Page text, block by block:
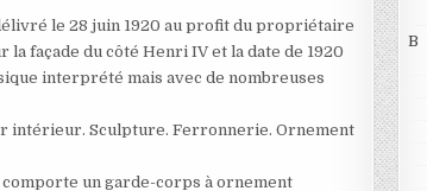
le 28 juin 1920 au profit du propriétaire
façade du côté Henri IV et la date de 1920
interprété mais avec de nombreuses
intérieur. Sculpture. Ferronnerie. Ornement
comporte un garde-corps à ornement
B